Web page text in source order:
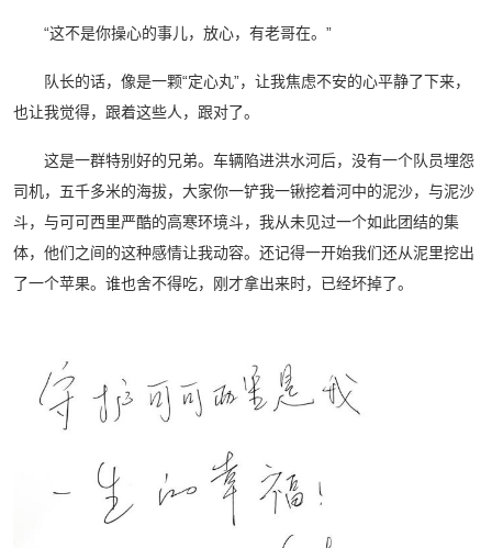
“这不是你操心的事儿，放心，有老哥在。”
队长的话，像是一颗“定心丸”，让我焦虑不安的心平静了下来，
也让我觉得，跟着这些人，跟对了。
这是一群特别好的兄弟。车辆陷进洪水河后，没有一个队员埋怨
司机，五千多米的海拔，大家你一铲我一锹挖着河中的泥沙，与泥沙
斗，与可可西里严酷的高寒环境斗，我从未见过一个如此团结的集
体，他们之间的这种感情让我动容。还记得一开始我们还从泥里挖出
了一个苹果。谁也舍不得吃，刚才拿出来时，已经坏掉了。